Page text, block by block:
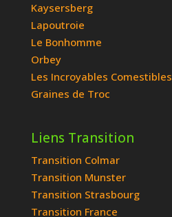
Kaysersberg
Lapoutroie
Le Bonhomme
Orbey
Les Incroyables Comestibles
Graines de Troc
Liens Transition
Transition Colmar
Transition Munster
Transition Strasbourg
Transition France